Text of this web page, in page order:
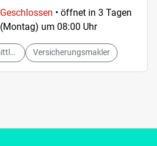
Geschlossen • öffnet in 3 Tagen
(Montag) um 08:00 Uhr
Versicherungsvermittlung Versicherungsmakler